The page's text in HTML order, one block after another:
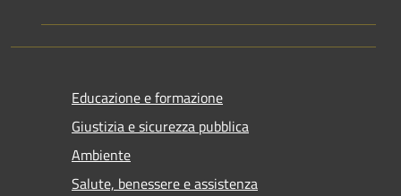
Educazione e formazione
Giustizia e sicurezza pubblica
Ambiente
Salute, benessere e assistenza